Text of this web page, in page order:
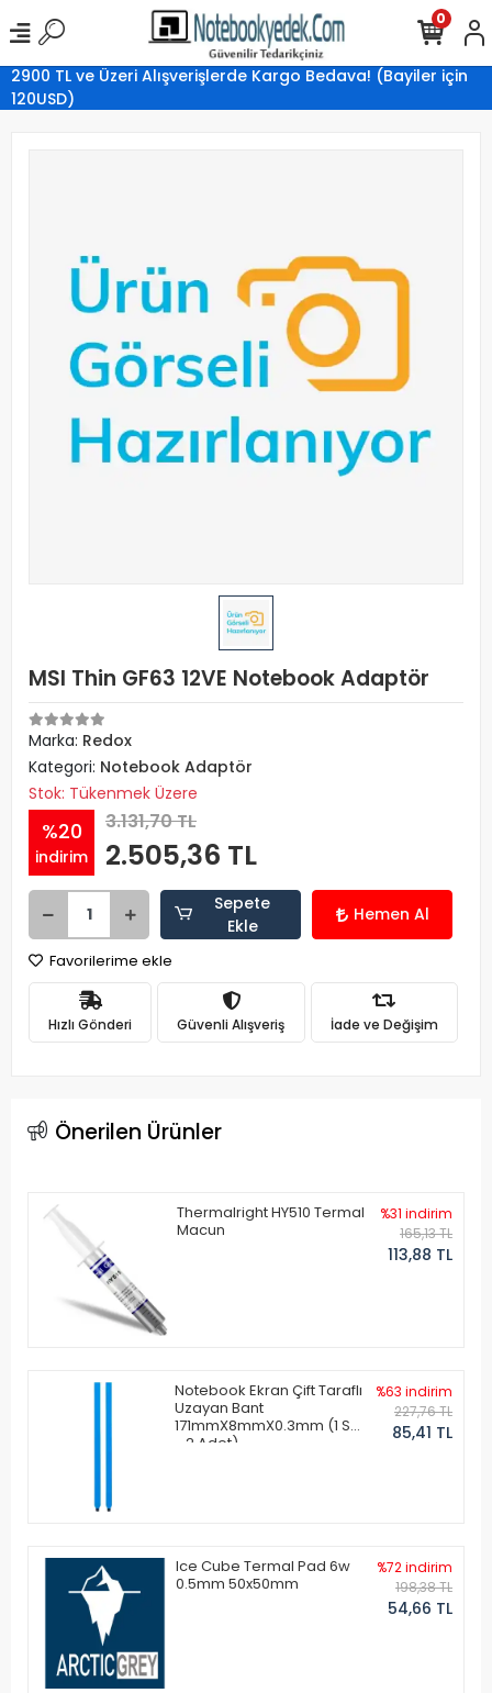
2900 TL ve Üzeri Alışverişlerde Kargo Bedava! (Bayiler için
120USD)
0
MSI Thin GF63 12VE Notebook Adaptör
Marka: Redox
Kategori: Notebook Adaptör
Stok: Tükenmek Üzere
%20
indirim
3.131,70 TL
2.505,36 TL
Sepete
Ekle
Hemen Al
Favorilerime ekle
Hızlı Gönderi Güvenli Alışveriş İade ve Değişim
Önerilen Ürünler
Thermalright HY510 Termal
Macun
%31 indirim
165,13 TL
113,88 TL
Notebook Ekran Çift Taraflı
Uzayan Bant
171mmX8mmX0.3mm (1 Set
- 2 Adet)
%63 indirim
227,76 TL
85,41 TL
Ice Cube Termal Pad 6w
0.5mm 50x50mm
%72 indirim
198,38 TL
54,66 TL